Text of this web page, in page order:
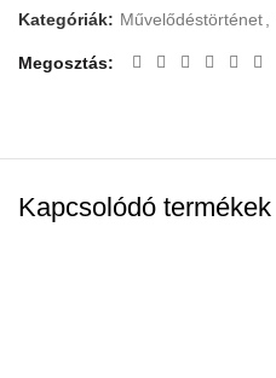
Kategóriák: Művelődéstörténet
Megosztás
Kapcsolódó termékek